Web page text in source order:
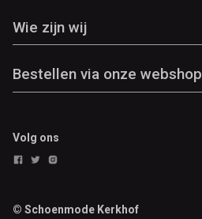
Wie zijn wij
Bestellen via onze webshop
Volg ons
© Schoenmode Kerkhof